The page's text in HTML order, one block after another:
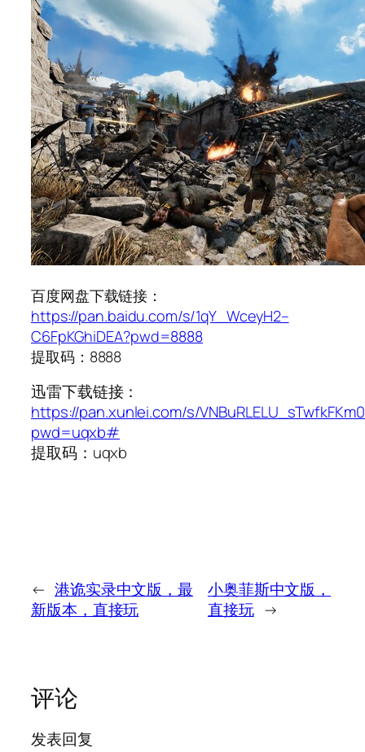
百度网盘下载链接：
https://pan.baidu.com/s/1qY_WceyH2–
C6FpKGhiDEA?pwd=8888
提取码：8888
迅雷下载链接：
https://pan.xunlei.com/s/
pwd=uqxb#
提取码：uqxb
← 港诡实录中文版，最
新版本，直接玩
小奥菲斯中文版，
直接玩 →
评论
发表回复